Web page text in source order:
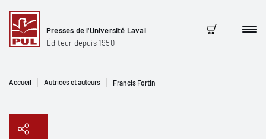
Presses de l'Université Laval
Éditeur depuis 1950
Panier
Accueil Autrices et auteurs Francis Fortin